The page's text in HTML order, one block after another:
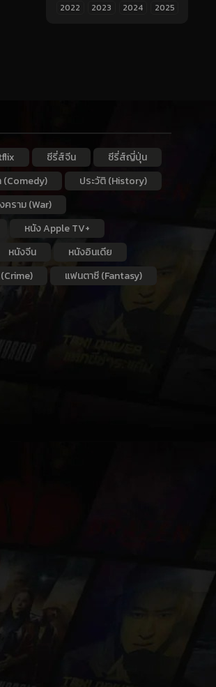
2022
2023 2024 2025
ซีรี่ส์จีน
ซีรี่ส์ญี่ปุ่น
(Comedy)
ประวัติ (History)
คราม (War)
หนัง Apple TV+
หนังจีน
หนังอินเดีย
แฟนตาซี (Fantasy)